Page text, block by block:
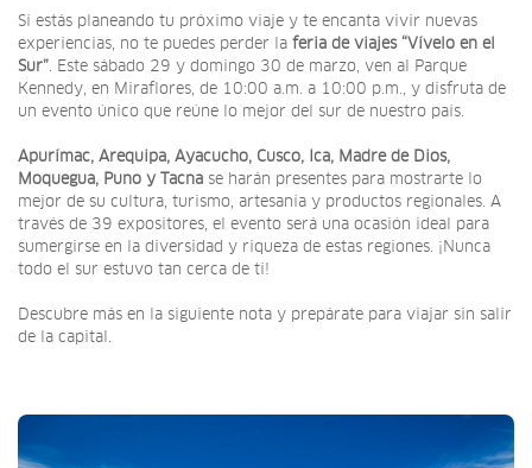
Si estás planeando tu próximo viaje y te encanta vivir nuevas
experiencias, no te puedes perder la feria de viajes “Vívelo en el
Sur”. Este sábado 29 y domingo 30 de marzo, ven al Parque
Kennedy, en Miraflores, de 10:00 a.m. a 10:00 p.m., y disfruta de
un evento único que reúne lo mejor del sur de nuestro país.
Apurímac, Arequipa, Ayacucho, Cusco, Ica, Madre de Dios,
Moquegua, Puno y Tacna se harán presentes para mostrarte lo
mejor de su cultura, turismo, artesanía y productos regionales. A
través de 39 expositores, el evento será una ocasión ideal para
sumergirse en la diversidad y riqueza de estas regiones. ¡Nunca
todo el sur estuvo tan cerca de ti!
Descubre más en la siguiente nota y prepárate para viajar sin salir
de la capital.